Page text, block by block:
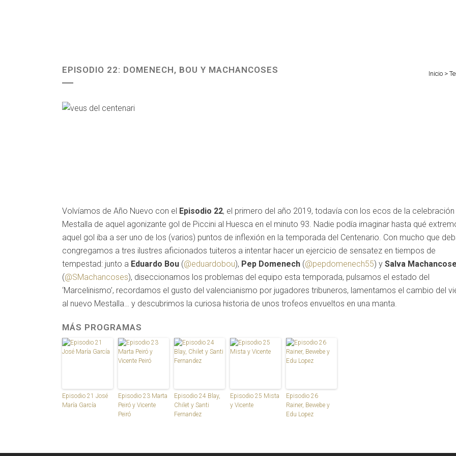
EPISODIO 22: DOMENECH, BOU Y MACHANCOSES Inicio >
Volvíamos de Año Nuevo con el Episodio 22, el primero del año 2019, todavía con los ecos de la celebración
Mestalla de aquel agonizante gol de Piccini al Huesca en el minuto 93. Nadie podía imaginar hasta qué
aquel gol iba a ser uno de los (varios) puntos de inflexión en la temporada del Centenario. Con mucho que
congregamos a tres ilustres aficionados tuiteros a intentar hacer un ejercicio de sensatez en tiempos de
tempestad: junto a Eduardo Bou (@eduardobou), Pep Domenech (@pepdomenech55) y Salva
(@SMachancoses), diseccionamos los problemas del equipo esta temporada, pulsamos el estado del
‘Marcelinismo’, recordamos el gusto del valencianismo por jugadores tribuneros, lamentamos el cambio del
al nuevo Mestalla… y descubrimos la curiosa historia de unos trofeos envueltos en una manta.
MÁS PROGRAMAS
Episodio 21 José
María García
Episodio 23 Marta
Peiró y Vicente
Peiró
Episodio 24 Blay,
Chilet y Santi
Fernandez
Episodio 25 Mista
y Vicente
Episodio 26
Rainer, Bewebe y
Edu Lopez